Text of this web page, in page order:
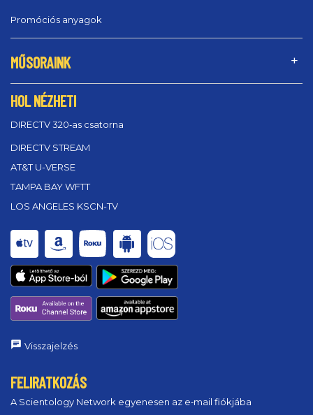
Promóciós anyagok
MŰSORAINK
HOL NÉZHETI
DIRECTV 320‑as csatorna
DIRECTV STREAM
AT&T U-VERSE
TAMPA BAY WFTT
LOS ANGELES KSCN-TV
Visszajelzés
FELIRATKOZÁS
A Scientology Network egyenesen az e‑mail fiókjába